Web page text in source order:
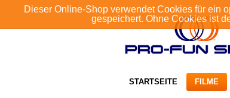
Dieser Online-Shop verwendet Cookies für ein
gespeichert. Ohne Cookies ist
STARTSEITE FILME